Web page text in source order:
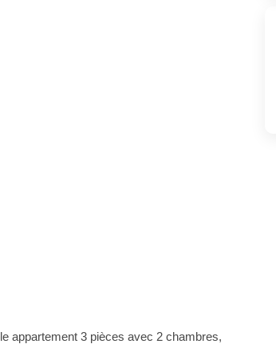
appartement 3 pièces avec 2 chambres,